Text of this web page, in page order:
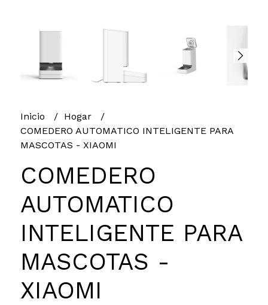
Inicio
Hogar
COMEDERO AUTOMATICO INTELIGENTE PARA
MASCOTAS - XIAOMI
COMEDERO
AUTOMATICO
INTELIGENTE PARA
MASCOTAS -
XIAOMI